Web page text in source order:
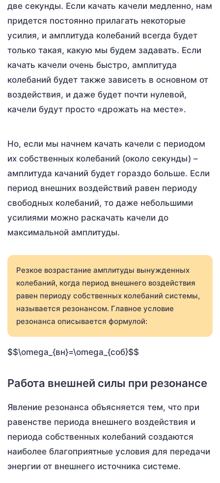
две секунды. Если качать качели медленно, нам
придется постоянно прилагать некоторые
усилия, и амплитуда колебаний всегда будет
только такая, какую мы будем задавать. Если
качать качели очень быстро, амплитуда
колебаний будет также зависеть в основном от
воздействия, и даже будет почти нулевой,
качели будут просто «дрожать на месте».
Но, если мы начнем качать качели с периодом
их собственных колебаний (около секунды) –
амплитуда качаний будет гораздо больше. Если
период внешних воздействий равен периоду
свободных колебаний, то даже небольшими
усилиями можно раскачать качели до
максимальной амплитуды.
Резкое возрастание амплитуды вынужденных
колебаний, когда период внешнего воздействия
равен периоду собственных колебаний системы,
называется резонансом. Главное условие
резонанса описывается формулой:
$$\omega_{вн}=\omega_{соб}$$
Работа внешней силы при резонансе
Явление резонанса объясняется тем, что при
равенстве периода внешнего воздействия и
периода собственных колебаний создаются
наиболее благоприятные условия для передачи
энергии от внешнего источника системе.